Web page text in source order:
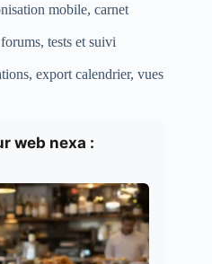
mobile, carnet
tests et suivi
export calendrier, vues
web nexa :